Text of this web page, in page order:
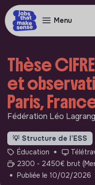
Menu
Thèse
et
Paris,
Fédération Léo
💡 Structure de l’ESS
Éducation
2300 - 2450€ brut
Publiée le 10/02/2026